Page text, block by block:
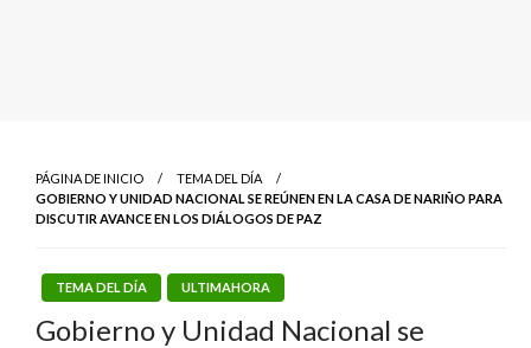
PÁGINA DE INICIO
TEMA DEL DÍA
GOBIERNO Y UNIDAD NACIONAL SE REÚNEN EN LA CASA DE NARIÑO PARA
DISCUTIR AVANCE EN LOS DIÁLOGOS DE PAZ
TEMA DEL DÍA ULTIMAHORA
Gobierno y Unidad Nacional se